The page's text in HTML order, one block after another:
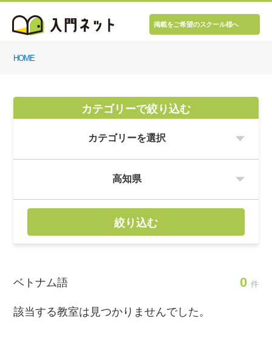
掲載をご希望のスクール様へ
HOME
カテゴリーで絞り込む
絞り込む
ベトナム語 0 件
該当する教室は見つかりませんでした。